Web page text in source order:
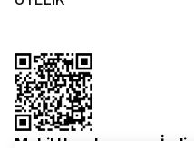
Mobil Uygulamamızı